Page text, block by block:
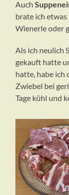
Auch
brate ich etwas
Wienerle oder
Als ich neulich
gekauft hatte
hatte, habe ich
Zwiebel bei
Tage kühl und